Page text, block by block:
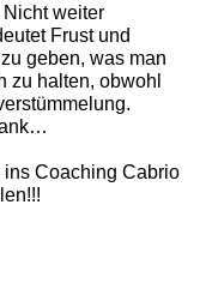
weiter
Frust und
geben, was man
zu halten, obwohl
ins Coaching Cabrio